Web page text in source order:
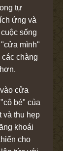
tự
ứng và
sống
mình"
chàng
cửa
bé" của
và thu hẹp
khoái
cho